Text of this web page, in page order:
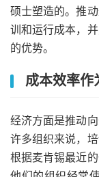
硕士塑造的。推
训和运行成本，
的优势。
成本效率作
经济方面是推动
许多组织来说，
根据麦肯锡最近